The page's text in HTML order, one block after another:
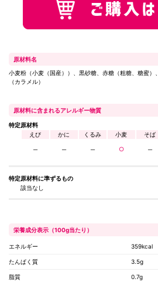
原材料名
小麦粉（小麦（国産））、黒砂糖、赤糖（粗糖、糖蜜
（カラメル）
原材料に含まれるアレルギー物質
特定原材料
えび
─
かに
─
くるみ
─
小麦
○
そば
─
特定原材料に準ずるもの
該当なし
栄養成分表示（100g当たり）
エネルギー 359kcal
たんぱく質 3.5g
脂質 0.7g